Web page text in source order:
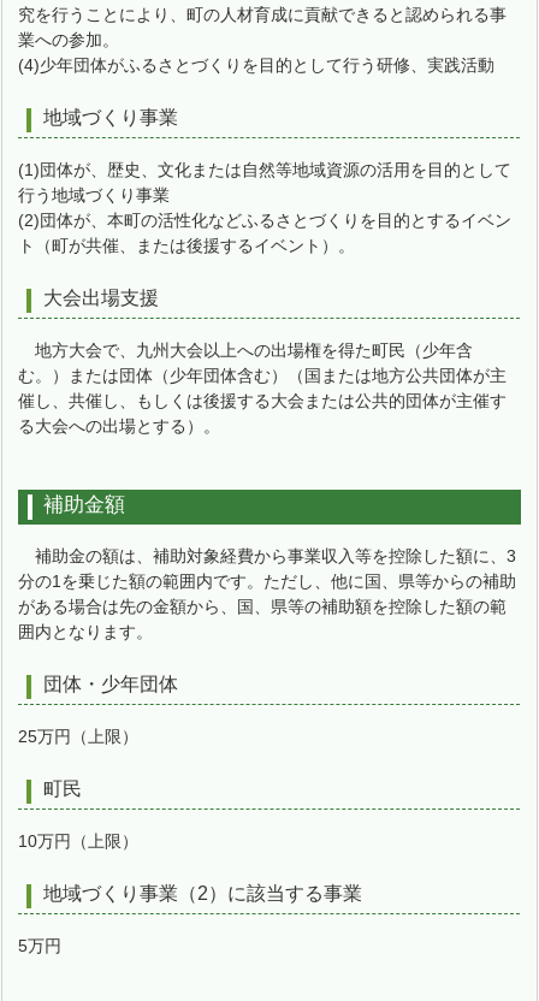
究を行うことにより、町の人材育成に貢献できると認められる事
業への参加。
(4)少年団体がふるさとづくりを目的として行う研修、実践活動
地域づくり事業
(1)団体が、歴史、文化または自然等地域資源の活用を目的として
行う地域づくり事業
(2)団体が、本町の活性化などふるさとづくりを目的とするイベン
ト（町が共催、または後援するイベント）。
大会出場支援
地方大会で、九州大会以上への出場権を得た町民（少年含
む。）または団体（少年団体含む）（国または地方公共団体が主
催し、共催し、もしくは後援する大会または公共的団体が主催す
る大会への出場とする）。
補助金額
補助金の額は、補助対象経費から事業収入等を控除した額に、3
分の1を乗じた額の範囲内です。ただし、他に国、県等からの補助
がある場合は先の金額から、国、県等の補助額を控除した額の範
囲内となります。
団体・少年団体
25万円（上限）
町民
10万円（上限）
地域づくり事業（2）に該当する事業
5万円